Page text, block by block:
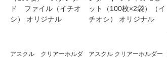
アスクル クリアーホルダ
アスクル クリアーホルダー